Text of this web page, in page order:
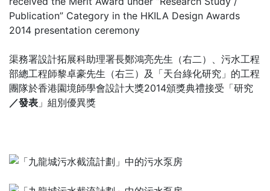
渠務署設計拓展科助理署長鄭鴻亮先生（右二）、污水工程
部總工程師黎卓豪先生（右三）及「天台綠化研究」的工程
團隊於香港園境師學會設計大獎2014頒獎典禮接受「研究
／發表 」組別優異獎